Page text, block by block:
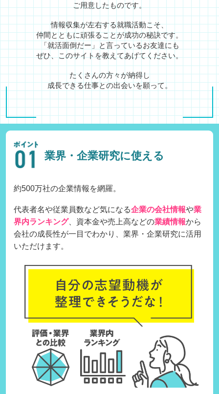
ご用意したものです。
情報収集が左右する就職活動こそ、
仲間とともに頑張ることが成功の秘訣です。
「就活面倒だー」と言っているお友達にも
ぜひ、このサイトを教えてあげてください。
たくさんの方々が納得し
成長できる仕事との出会いを願って。
業界・企業研究に使える
約500万社の企業情報を網羅。
代表者名や従業員数など気になる企業の会社情報や業
界内ランキング、資本金や売上高などの業績情報から
会社の成長性が一目でわかり、業界・企業研究に活用
いただけます。